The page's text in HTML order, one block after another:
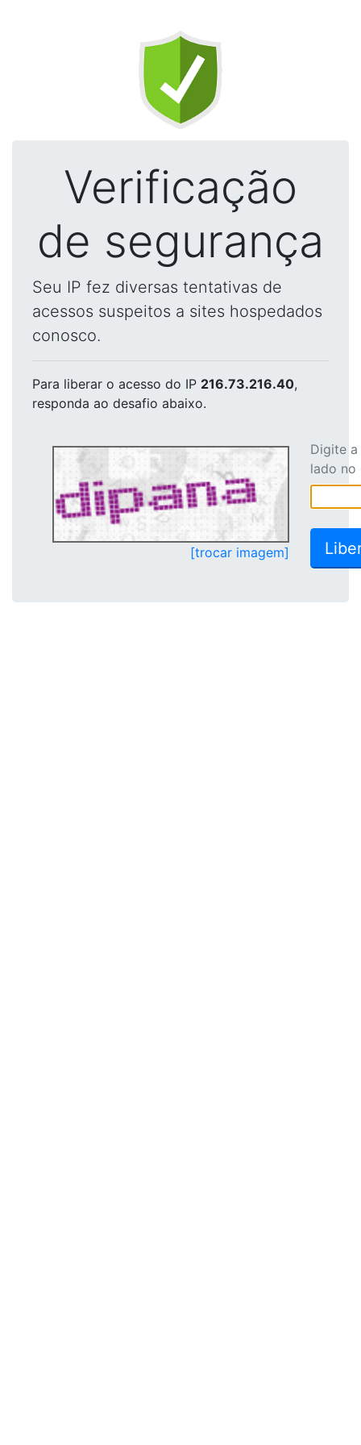
Verificação
de segurança
Seu IP fez diversas tentativas de
acessos suspeitos a sites hospedados
conosco.
Para liberar o acesso do IP 216.73.216.40,
responda ao desafio abaixo.
[trocar imagem]
Digite
lado no